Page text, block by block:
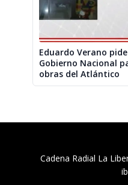
Eduardo Verano
Gobierno Nacional
obras del Atlántico
Cadena Radial La